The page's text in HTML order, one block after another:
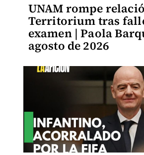
UNAM rompe
Territorium tras
examen | Paola
agosto de 2026